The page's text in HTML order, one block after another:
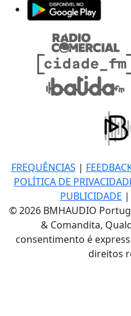
FREQUÊNCIAS |
POLÍTICA DE
PUBLICIDADE |
© 2026 BMHAUDIO
& Comandita,
consentimento é
direitos